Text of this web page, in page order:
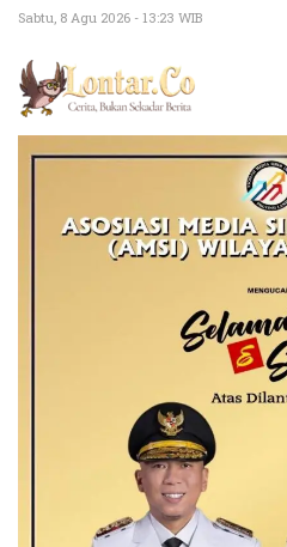
Sabtu, 8 Agu 2026 - 13:23 WIB